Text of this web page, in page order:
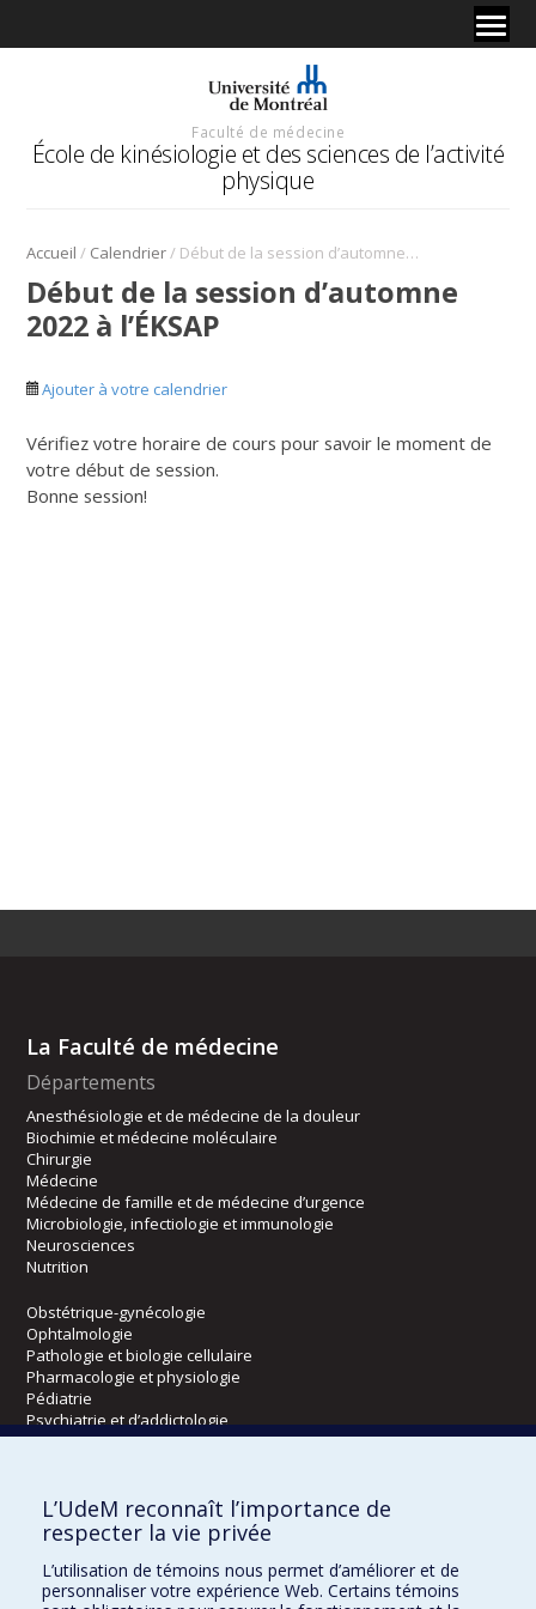
Faculté de médecine
École de kinésiologie et des sciences de l’activité
physique
Accueil / Calendrier/ Début de la session d’automne 2022 à l’ÉKSAP
Début de la session d’automne
2022 à l’ÉKSAP
Ajouter à votre calendrier
Vérifiez votre horaire de cours pour savoir le moment de
votre début de session.
Bonne session!
La Faculté de médecine
Départements
Anesthésiologie et de médecine de la douleur
Biochimie et médecine moléculaire
Chirurgie
Médecine
Médecine de famille et de médecine d’urgence
Microbiologie, infectiologie et immunologie
Neurosciences
Nutrition
Obstétrique-gynécologie
Ophtalmologie
Pathologie et biologie cellulaire
Pharmacologie et physiologie
Pédiatrie
Psychiatrie et d’addictologie
Radiologie, radio-oncologie et médecine nucléaire
Écoles
Orthophonie et audiologie
Réadaptation
L’UdeM reconnaît l’importance de
respecter la vie privée
L’utilisation de témoins nous permet d’améliorer et de
personnaliser votre expérience Web. Certains témoins